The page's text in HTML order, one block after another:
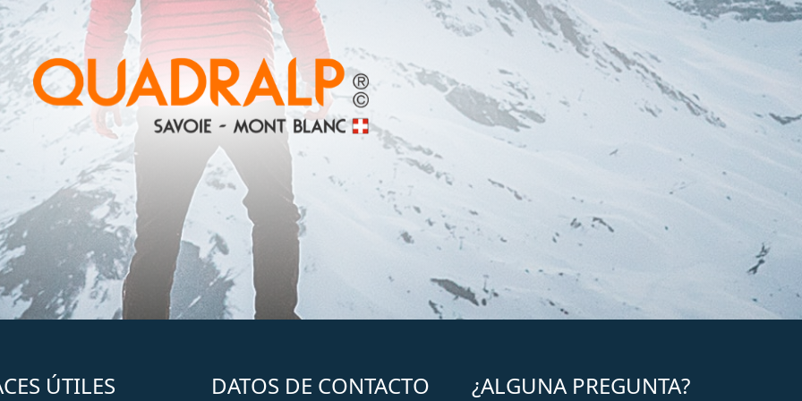
ÚTILES DATOS DE CONTACTO ¿ALGUNA PREGUNTA?